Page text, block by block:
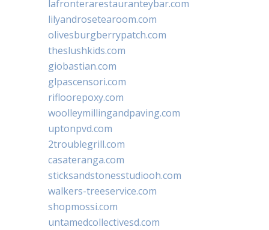
lafronterarestauranteybar.com
lilyandrosetearoom.com
olivesburgberrypatch.com
theslushkids.com
giobastian.com
glpascensori.com
rifloorepoxy.com
woolleymillingandpaving.com
uptonpvd.com
2troublegrill.com
casateranga.com
sticksandstonesstudiooh.com
walkers-treeservice.com
shopmossi.com
untamedcollectivesd.com